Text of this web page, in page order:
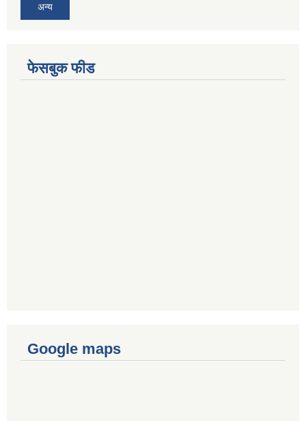
अन्य
फेसबुक फीड
Google maps